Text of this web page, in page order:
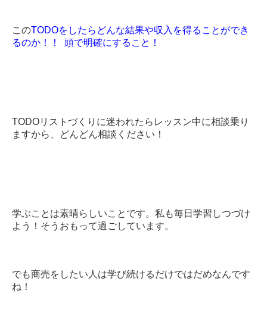
このTODOをしたらどんな結果や収入を得ることができ
るのか！！ 頭で明確にすること！
TODOリストづくりに迷われたらレッスン中に相談乗り
ますから、どんどん相談ください！
学ぶことは素晴らしいことです。私も毎日学習しつづけ
よう！そうおもって過ごしています。
でも商売をしたい人は学び続けるだけではだめなんです
ね！